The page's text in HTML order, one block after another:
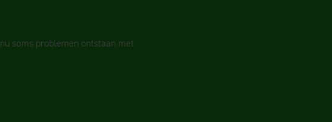
soms problemen ontstaan met